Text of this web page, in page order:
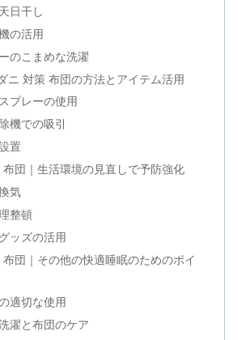
日干し
の活用
のこまめな洗濯
ニ 対策 布団の方法とアイテム活用
プレーの使用
機での吸引
置
団｜生活環境の見直しで予防強化
気
整頓
ッズの活用
団｜その他の快適睡眠のためのポイ
適切な使用
濯と布団のケア